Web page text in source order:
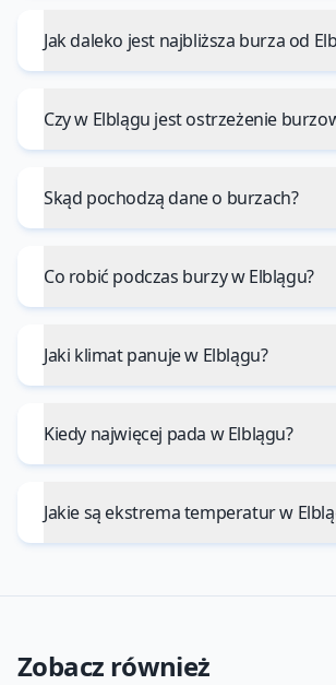
Jak daleko jest najbliższa burza od
Czy w Elblągu jest ostrzeżenie
Skąd pochodzą dane o burzach?
Co robić podczas burzy w Elblągu?
Jaki klimat panuje w Elblągu?
Kiedy najwięcej pada w Elblągu?
Jakie są ekstrema temperatur w
Zobacz również